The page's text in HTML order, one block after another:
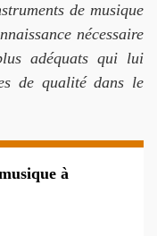
de musique
nécessaire
adéquats qui lui
de qualité dans le
à